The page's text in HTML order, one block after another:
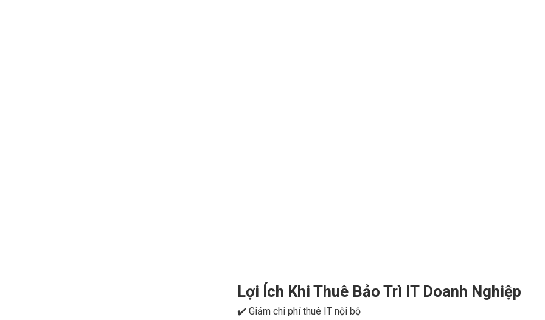
Lợi Ích Khi Thuê Bảo Trì IT Doanh Nghiệp
✔️ Giảm chi phí thuê IT nội bộ